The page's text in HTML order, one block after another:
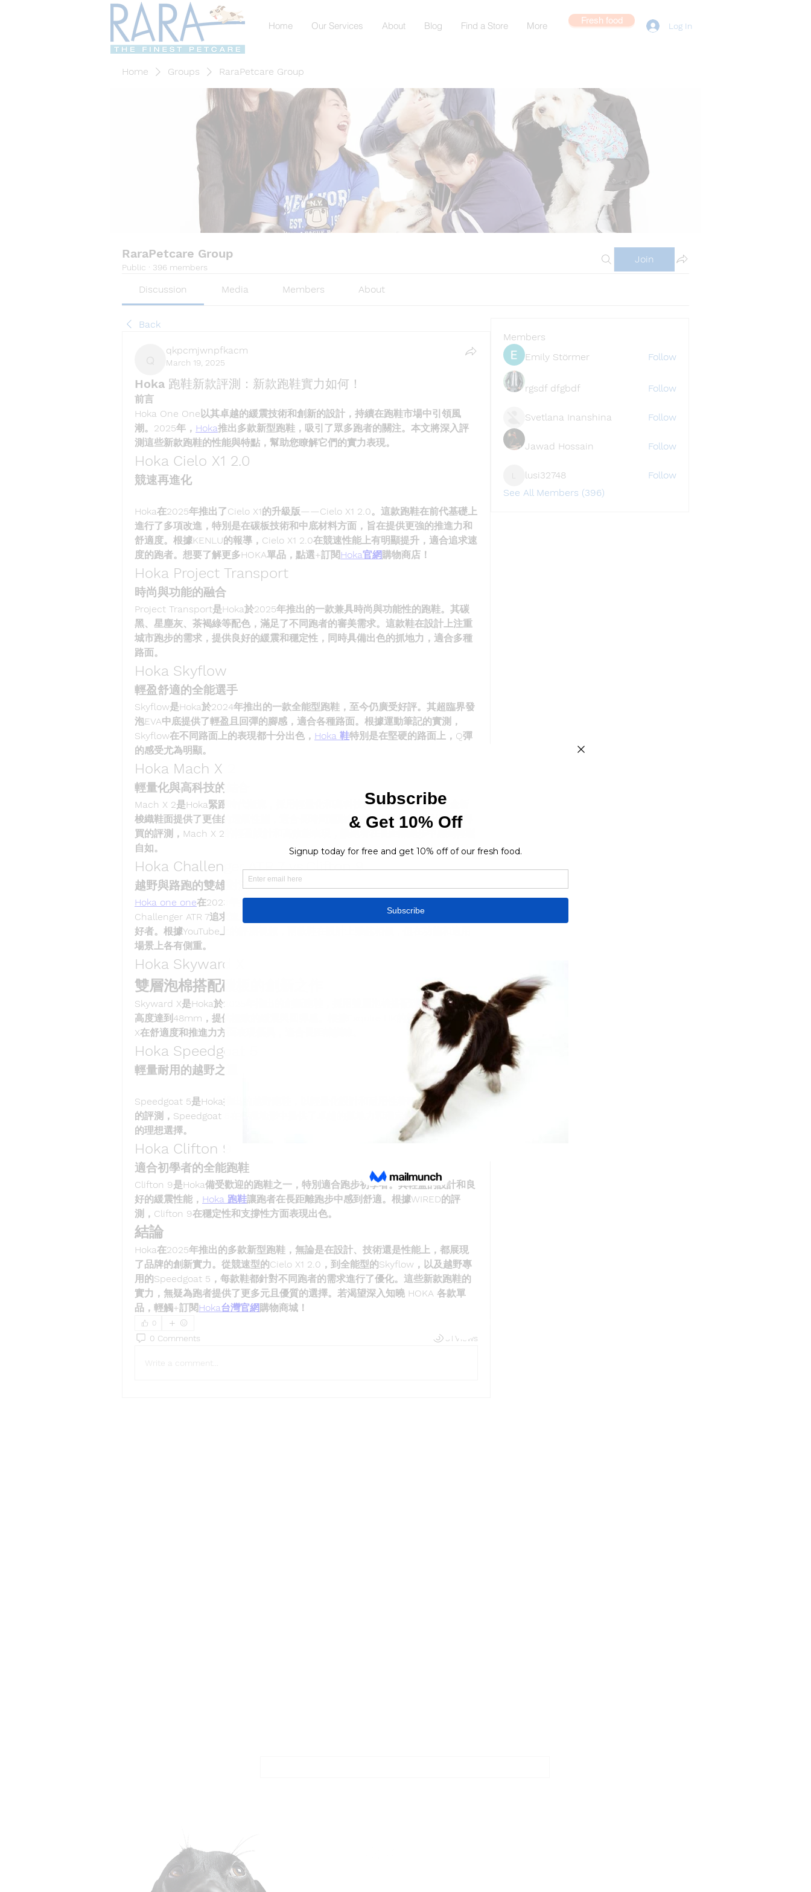
Home Our Services About Blog Find a Store More Log In
Fresh food
Home Groups RaraPetcare Group
RaraPetcare Group
Public · 396 members
Join
Discussion Media Members About
Back
qkpcmjwnpfkacm
qkpcmjwnpfkacm
March 19, 2025
Hoka 跑鞋新款評測：新款跑鞋實力如何！
前言
Hoka One One以其卓越的緩震技術和創新的設計，持續在跑鞋市場中引領風
潮。2025年， Hoka推出多款新型跑鞋，吸引了眾多跑者的關注。本文將深入評
測這些新款跑鞋的性能與特點，幫助您瞭解它們的實力表現。
Hoka Cielo X1 2.0
競速再進化
Hoka在2025年推出了Cielo X1的升級版——Cielo X1 2.0。這款跑鞋在前代基礎上
進行了多項改進，特別是在碳板技術和中底材料方面，旨在提供更強的推進力和
舒適度。根據KENLU的報導，Cielo X1 2.0在競速性能上有明顯提升，適合追求速
度的跑者。想要了解更多HOKA單品，點選+訂閱Hoka官網 購物商店！
Hoka Project Transport
時尚與功能的融合
Project Transport是Hoka於2025年推出的一款兼具時尚與功能性的跑鞋。其碳
黑、星塵灰、茶褐綠等配色，滿足了不同跑者的審美需求。這款鞋在設計上注重
城市跑步的需求，提供良好的緩震和穩定性，同時具備出色的抓地力，適合多種
路面。
Hoka Skyflow
輕盈舒適的全能選手
Skyflow是Hoka於2024年推出的一款全能型跑鞋，至今仍廣受好評。其超臨界發
泡EVA中底提供了輕盈且回彈的腳感，適合各種路面。根據運動筆記的實測，
Skyflow在不同路面上的表現都十分出色， Hoka 鞋特別是在堅硬的路面上，Q彈
的感受尤為明顯。
Hoka Mach X 2
輕量化與高科技的結合
Mach X 2是Hoka緊跟時代潮流，採用輕量化和高科技材料結合的跑鞋。其全新
梭織鞋面提供了更佳的透氣性能，適合長時間運動後的散熱需求。根據什麼值得
買的評測，Mach X 2的輕盈設計和高效能表現，讓跑者在長距離跑步中感到輕鬆
自如。
Hoka Challenger ATR 7 vs.Clifton 9
越野與路跑的雙雄對決
Hoka one one在2023年推出了Challenger ATR 7越野跑鞋和Clifton 9路跑鞋。
Challenger ATR 7追求速度，適合越野跑者；而Clifton 9著重舒適，適合路跑愛
好者。根據YouTube上的評測視頻，兩款鞋在設計上雖然相似，但在功能和適用
場景上各有側重。
Hoka Skyward X
雙層泡棉搭配碳板的創新之作
Skyward X是Hoka於2025年推出的創新跑鞋，採用雙層泡棉搭配碳板設計，後跟
高度達到48mm，提供極致的緩震與回彈感。根據Esquire HK的報導，Skyward
X在舒適度和推進力方面表現優異，適合長距離訓練。
Hoka Speedgoat 5
輕量耐用的越野之選
Speedgoat 5是Hoka推出的越野跑鞋，以輕量化設計和耐用性著稱。根據WIRED
的評測，Speedgoat 5在各種地形中提供了卓越的抓地力和穩定性，是越野跑者
的理想選擇。
Hoka Clifton 9
適合初學者的全能跑鞋
Clifton 9是Hoka備受歡迎的跑鞋之一，特別適合跑步初學者。其輕盈的設計和良
好的緩震性能， Hoka 跑鞋讓跑者在長距離跑步中感到舒適。根據WIRED的評
測，Clifton 9在穩定性和支撐性方面表現出色。
結論
Hoka在2025年推出的多款新型跑鞋，無論是在設計、技術還是性能上，都展現
了品牌的創新實力。從競速型的Cielo X1 2.0，到全能型的Skyflow，以及越野專
用的Speedgoat 5，每款鞋都針對不同跑者的需求進行了優化。這些新款跑鞋的
實力，無疑為跑者提供了更多元且優質的選擇。若渴望深入知曉 HOKA 各款單
品，輕觸+訂閱Hoka台灣官網 購物商城！
0
0 Comments 31 Views
Write a comment...
Members
Emily Störmer
Follow
rgsdf dfgbdf Follow
Svetlana Inanshina Follow
Jawad Hossain Follow
lusi32748
Follow
See All Members (396)
Find a store